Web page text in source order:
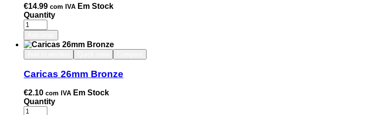
€14.99 com IVA Em Stock
Quantity
Caricas 26mm Bronze
€2.10 com IVA Em Stock
Quantity